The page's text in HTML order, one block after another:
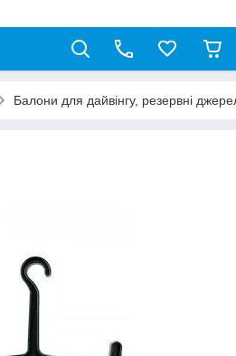
Балони для дайвінгу, резервні